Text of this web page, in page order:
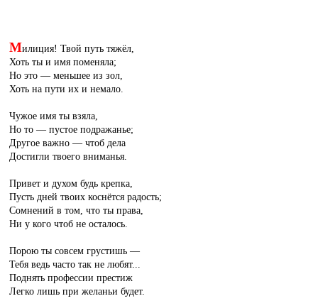
Милиция! Твой путь тяжёл,
Хоть ты и имя поменяла;
Но это — меньшее из зол,
Хоть на пути их и немало.
Чужое имя ты взяла,
Но то — пустое подражанье;
Другое важно — чтоб дела
Достигли твоего вниманья.
Привет и духом будь крепка,
Пусть дней твоих коснётся радость;
Сомнений в том, что ты права,
Ни у кого чтоб не осталось.
Порою ты совсем грустишь —
Тебя ведь часто так не любят...
Поднять профессии престиж
Легко лишь при желаньи будет.